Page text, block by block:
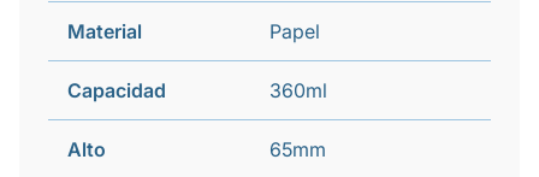
Material Papel
Capacidad 360ml
Alto 65mm